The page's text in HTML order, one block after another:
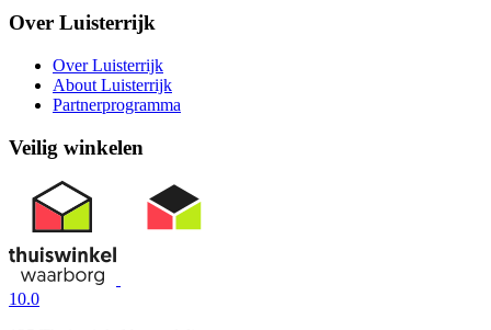
Over Luisterrijk
Over Luisterrijk
About Luisterrijk
Partnerprogramma
Veilig winkelen
10.0